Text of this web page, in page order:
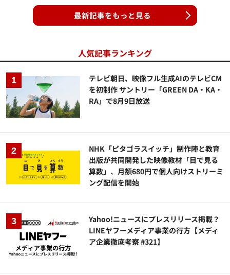
最新記事をもっと見る
人気記事ランキング
テレビ朝日、映像フル生成AIのテレビCM
を初制作 サントリー「GREEN DA・KA・
RA」で8月9日放送
NHK「ピタゴラスイッチ」制作陣と教育
出版が共同開発した映像教材「目で見る
算数」、月額680円で個人向けストリーミ
ング配信を開始
Yahoo!ニュースにプレスリリース掲載？
LINEヤフーメディア事業の行方【メディ
ア企業徹底考察 #321】